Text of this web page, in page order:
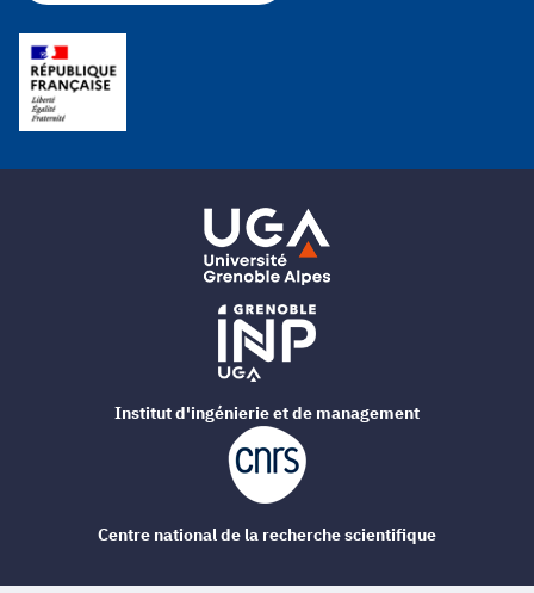
Institut d'ingénierie et de management
Centre national de la recherche scientifique